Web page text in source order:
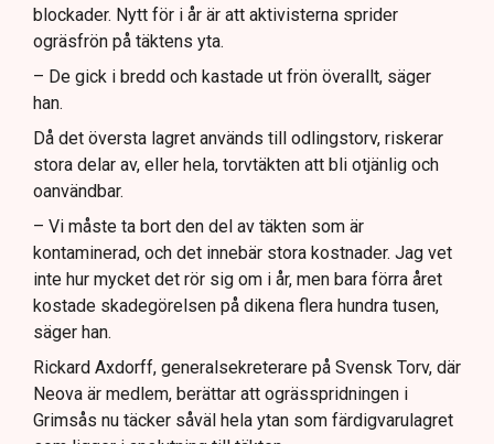
blockader. Nytt för i år är att aktivisterna sprider
ogräsfrön på täktens yta.
– De gick i bredd och kastade ut frön överallt, säger
han.
Då det översta lagret används till odlingstorv, riskerar
stora delar av, eller hela, torvtäkten att bli otjänlig och
oanvändbar.
– Vi måste ta bort den del av täkten som är
kontaminerad, och det innebär stora kostnader. Jag vet
inte hur mycket det rör sig om i år, men bara förra året
kostade skadegörelsen på dikena flera hundra tusen,
säger han.
Rickard Axdorff, generalsekreterare på Svensk Torv, där
Neova är medlem, berättar att ogrässpridningen i
Grimsås nu täcker såväl hela ytan som färdigvarulagret